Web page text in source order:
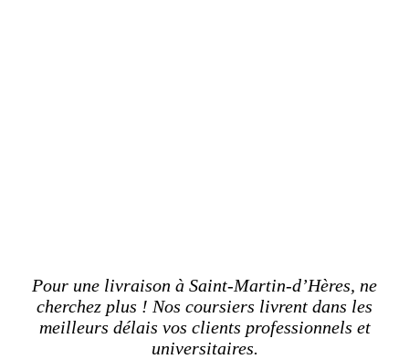
Pour une livraison à Saint-Martin-d’Hères, ne
cherchez plus ! Nos coursiers livrent dans les
meilleurs délais vos clients professionnels et
universitaires.